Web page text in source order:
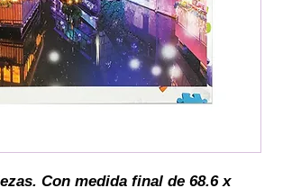
Con medida final de 68.6 x